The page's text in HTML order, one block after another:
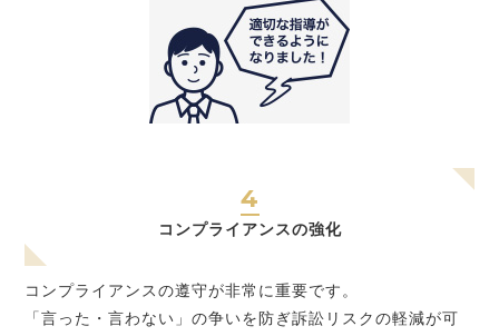
4
コンプライアンスの強化
コンプライアンスの遵守が非常に重要です。
「言った・言わない」の争いを防ぎ訴訟リスクの軽減が可